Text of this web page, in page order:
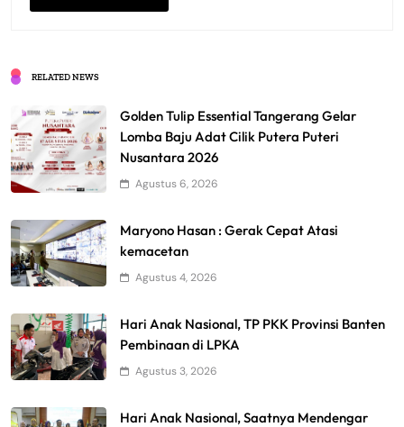
RELATED NEWS
Golden Tulip Essential Tangerang Gelar
Lomba Baju Adat Cilik Putera Puteri
Nusantara 2026
Agustus 6, 2026
Maryono Hasan : Gerak Cepat Atasi
kemacetan
Agustus 4, 2026
Hari Anak Nasional, TP PKK Provinsi Banten
Pembinaan di LPKA
Agustus 3, 2026
Hari Anak Nasional, Saatnya Mendengar